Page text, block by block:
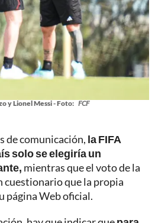
y Lionel Messi - Foto: FCF
de comunicación, la FIFA
solo se elegiría un
mientras que el voto de la
cuestionario que la propia
página Web oficial.